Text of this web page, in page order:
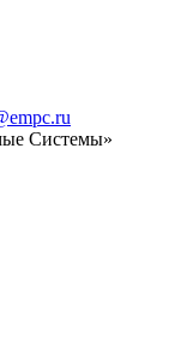
Системы»